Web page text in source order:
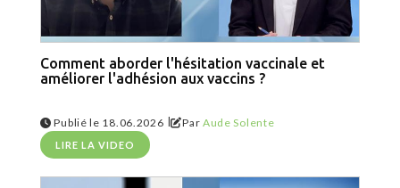
Comment aborder l'hésitation vaccinale et
améliorer l'adhésion aux vaccins ?
Publié le 18.06.2026 | Par Aude Solente
LIRE LA VIDEO